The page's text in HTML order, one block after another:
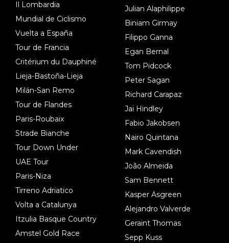
Il Lombardia
Mundial de Ciclismo
Vuelta a España
Tour de Francia
Critérium du Dauphiné
Lieja-Bastoña-Lieja
Milán-San Remo
Tour de Flandes
Paris-Roubaix
Strade Bianche
Tour Down Under
UAE Tour
Paris-Niza
Tirreno Adriatico
Volta a Catalunya
Itzulia Basque Country
Amstel Gold Race
Julian Alaphilippe
Biniam Girmay
Filippo Ganna
Egan Bernal
Tom Pidcock
Peter Sagan
Richard Carapaz
Jai Hindley
Fabio Jakobsen
Nairo Quintana
Mark Cavendish
João Almeida
Sam Bennett
Kasper Asgreen
Alejandro Valverde
Geraint Thomas
Sepp Kuss